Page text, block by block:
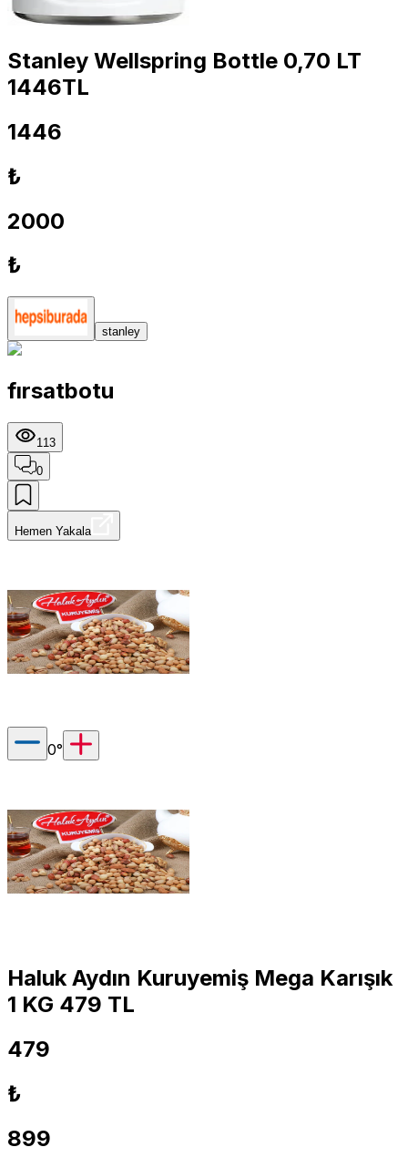
Stanley Wellspring Bottle 0,70 LT
1446TL
1446
₺
2000
₺
stanley
fırsatbotu
113
0
Hemen Yakala
0°
Haluk Aydın Kuruyemiş Mega Karışık
1 KG 479 TL
479
₺
899